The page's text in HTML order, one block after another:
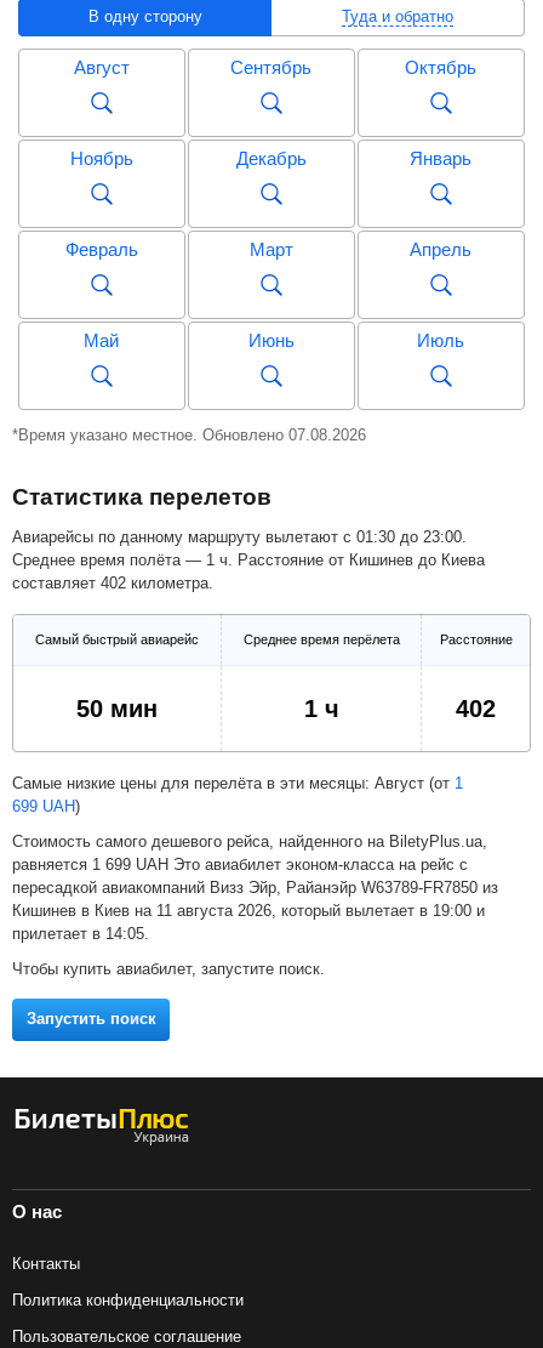
В одну сторону Туда и обратно
Август Сентябрь Октябрь
Ноябрь Декабрь Январь
Февраль Март Апрель
Май Июнь Июль
Август Сентябрь
Февраль Март Апрель
Май Июль
*Время указано местное. Обновлено 07.08.2026
Статистика перелетов
Авиарейсы по данному маршруту вылетают с 01:30 до 23:00.
Среднее время полёта — 1 ч. Расстояние от Кишинев до Киева
составляет 402 километра.
Самый быстрый авиарейс Среднее время перёлета Расстояние
50 мин 1 ч 402
Самые низкие цены для перелёта в эти месяцы: Август (от 1
699 UAH)
Стоимость самого дешевого рейса, найденного на BiletyPlus.ua,
равняется 1 699 UAH Это авиабилет эконом-класса на рейс с
пересадкой авиакомпаний Визз Эйр, Райанэйр W63789-FR7850 из
Кишинев в Киев на 11 августа 2026, который вылетает в 19:00 и
прилетает в 14:05.
Чтобы купить авиабилет, запустите поиск.
Запустить поиск
О нас
Контакты
Политика конфиденциальности
Пользовательское соглашение